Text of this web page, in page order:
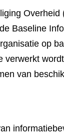
Baseline
op
verwerkt
van